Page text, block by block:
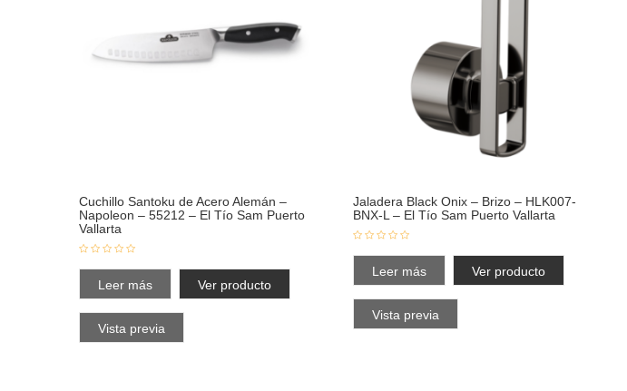
Cuchillo Santoku de Acero Alemán –
Napoleon – 55212 – El Tío Sam Puerto
Vallarta
Leer más Ver producto
Vista previa
Jaladera Black Onix – Brizo – HLK007-
BNX-L – El Tío Sam Puerto Vallarta
Leer más Ver producto
Vista previa